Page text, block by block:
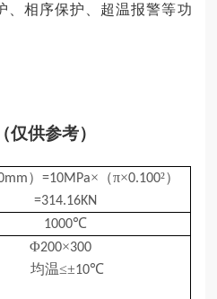
、相序保护、超温报警等功
仅供参考）
） =10MPa×（π×0.100²）
=314.16KN
1000℃
Φ200×300
均温≤±10℃